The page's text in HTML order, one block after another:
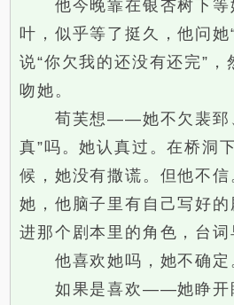
他今晚靠在银杏树下等
叶，似乎等了挺久，他问她
说“你欠我的还没有还完”，
吻她。
荀芙想——她不欠裴郅
真”吗。她认真过。在桥洞
候，她没有撒谎。但他不
她，他脑子里有自己写好
进那个剧本里的角色，台词
他喜欢她吗，她不确定
如果是喜欢——她睁开